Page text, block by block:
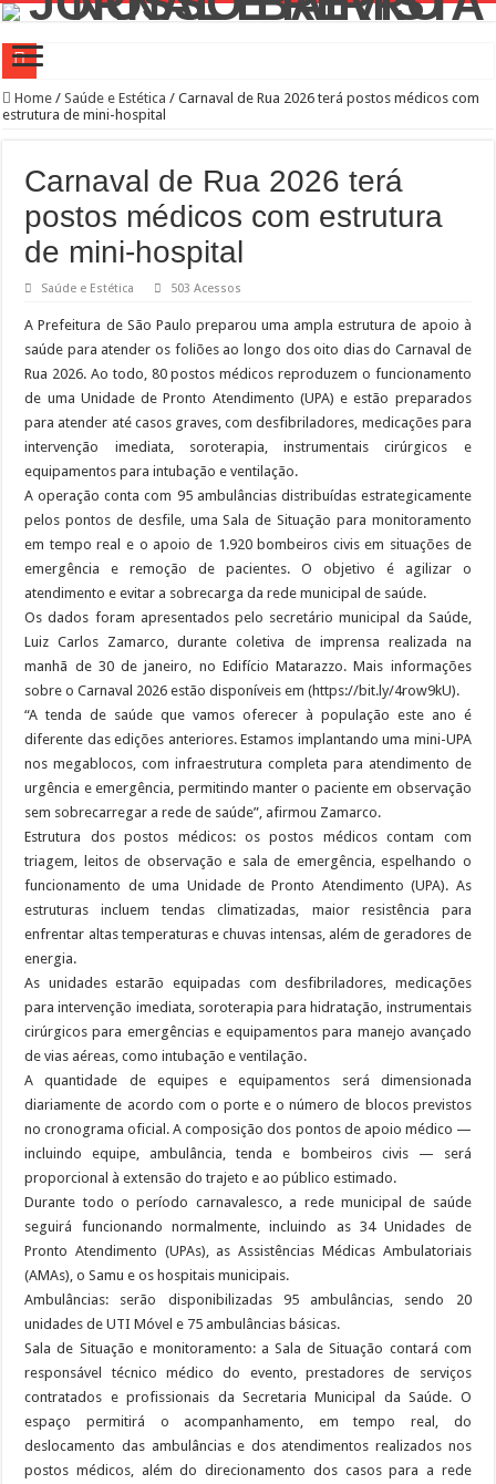
Prefeitura Presente Lapa
4 novos Bosques Urbanos na região central com mais de 4 mil árvores
PREFEITURA PRESENTE LAPA
WST Burguer: uma história de superação, paixão pela gastronomia e amor pelo
Feira de adoção Lagunitas e Amigos de São Francisco no Parque Villa-Lobos
Prefeitura leva ações de saúde aos canteiros de obras para atrair homens aos
Saiba como realizar serviços de Creci-SP, Coren-SP e Crea-SP com auxílio do
Bibliotecas Municipais atraem mais de 1,5 milhão de visitantes com
Home / Saúde e Estética / Carnaval de Rua 2026 terá postos médicos com
estrutura de mini-hospital
Carnaval de Rua 2026 terá
postos médicos com estrutura
de mini-hospital
Saúde e Estética 503 Acessos
A Prefeitura de São Paulo preparou uma ampla estrutura de apoio à
saúde para atender os foliões ao longo dos oito dias do Carnaval de
Rua 2026. Ao todo, 80 postos médicos reproduzem o funcionamento
de uma Unidade de Pronto Atendimento (UPA) e estão preparados
para atender até casos graves, com desfibriladores, medicações para
intervenção imediata, soroterapia, instrumentais cirúrgicos e
equipamentos para intubação e ventilação.
A operação conta com 95 ambulâncias distribuídas estrategicamente
pelos pontos de desfile, uma Sala de Situação para monitoramento
em tempo real e o apoio de 1.920 bombeiros civis em situações de
emergência e remoção de pacientes. O objetivo é agilizar o
atendimento e evitar a sobrecarga da rede municipal de saúde.
Os dados foram apresentados pelo secretário municipal da Saúde,
Luiz Carlos Zamarco, durante coletiva de imprensa realizada na
manhã de 30 de janeiro, no Edifício Matarazzo. Mais informações
sobre o Carnaval 2026 estão disponíveis em (https://bit.ly/4row9kU).
“A tenda de saúde que vamos oferecer à população este ano é
diferente das edições anteriores. Estamos implantando uma mini-UPA
nos megablocos, com infraestrutura completa para atendimento de
urgência e emergência, permitindo manter o paciente em observação
sem sobrecarregar a rede de saúde”, afirmou Zamarco.
Estrutura dos postos médicos: os postos médicos contam com
triagem, leitos de observação e sala de emergência, espelhando o
funcionamento de uma Unidade de Pronto Atendimento (UPA). As
estruturas incluem tendas climatizadas, maior resistência para
enfrentar altas temperaturas e chuvas intensas, além de geradores de
energia.
As unidades estarão equipadas com desfibriladores, medicações
para intervenção imediata, soroterapia para hidratação, instrumentais
cirúrgicos para emergências e equipamentos para manejo avançado
de vias aéreas, como intubação e ventilação.
A quantidade de equipes e equipamentos será dimensionada
diariamente de acordo com o porte e o número de blocos previstos
no cronograma oficial. A composição dos pontos de apoio médico —
incluindo equipe, ambulância, tenda e bombeiros civis — será
proporcional à extensão do trajeto e ao público estimado.
Durante todo o período carnavalesco, a rede municipal de saúde
seguirá funcionando normalmente, incluindo as 34 Unidades de
Pronto Atendimento (UPAs), as Assistências Médicas Ambulatoriais
(AMAs), o Samu e os hospitais municipais.
Ambulâncias: serão disponibilizadas 95 ambulâncias, sendo 20
unidades de UTI Móvel e 75 ambulâncias básicas.
Sala de Situação e monitoramento: a Sala de Situação contará com
responsável técnico médico do evento, prestadores de serviços
contratados e profissionais da Secretaria Municipal da Saúde. O
espaço permitirá o acompanhamento, em tempo real, do
deslocamento das ambulâncias e dos atendimentos realizados nos
postos médicos, além do direcionamento dos casos para a rede